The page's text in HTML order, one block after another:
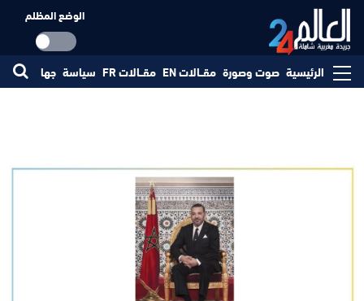
الوضع المظلم
الرئيسية صوت وصورة مقــالات EN مقــالات FR سياسة جهات